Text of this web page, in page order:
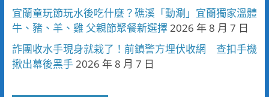
宜蘭童玩節玩水後吃什麼？礁溪「動涮」宜蘭獨家溫體
牛、豬、羊、雞 父親節聚餐新選擇2026 年 8 月 7 日
詐團收水手現身就栽了！前鎮警方埋伏收網 查扣手機
揪出幕後黑手2026 年 8 月 7 日